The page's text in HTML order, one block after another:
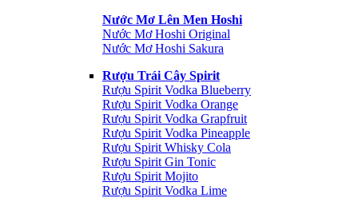
Nước Mơ Lên Men Hoshi
Nước Mơ Hoshi Original
Nước Mơ Hoshi Sakura
Rượu Trái Cây Spirit
Rượu Spirit Vodka Blueberry
Rượu Spirit Vodka Orange
Rượu Spirit Vodka Grapfruit
Rượu Spirit Vodka Pineapple
Rượu Spirit Whisky Cola
Rượu Spirit Gin Tonic
Rượu Spirit Mojito
Rượu Spirit Vodka Lime